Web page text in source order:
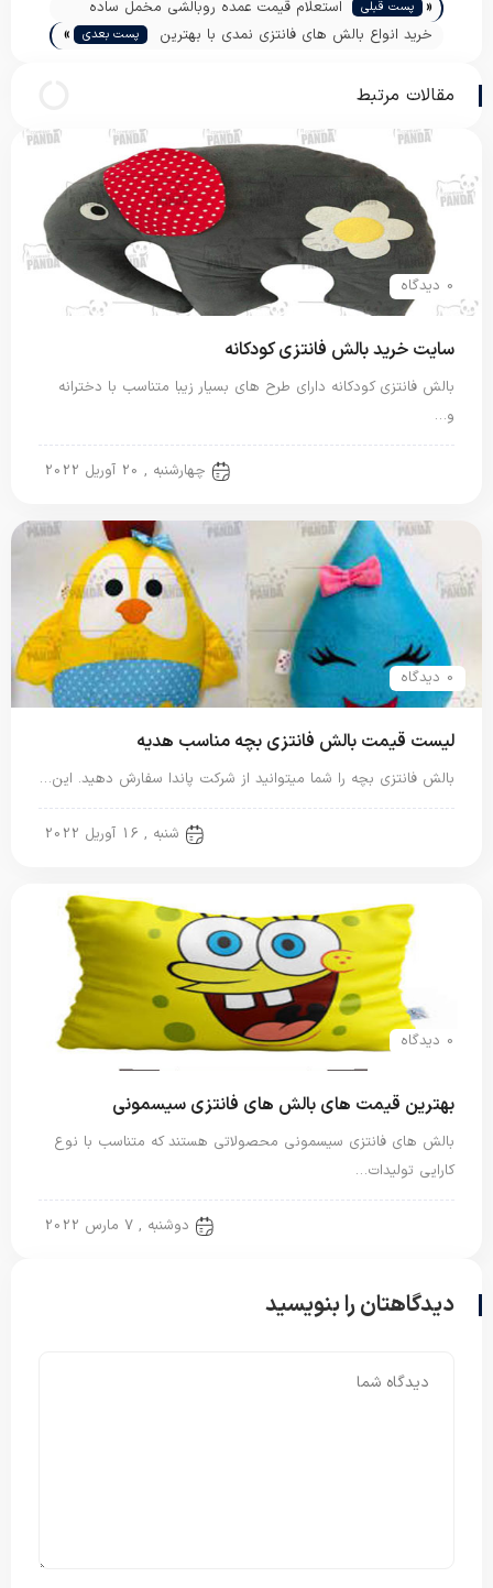
« پست قبلی
استعلام قیمت عمده روبالشی مخمل ساده
خرید انواع بالش های فانتزی نمدی با بهترین
پست بعدی »
مقالات مرتبط
0 دیدگاه
سایت خرید بالش فانتزی کودکانه
بالش فانتزی کودکانه دارای طرح های بسیار زیبا متناسب با دخترانه
و…
چهارشنبه , 20 آوریل 2022
0 دیدگاه
لیست قیمت بالش فانتزی بچه مناسب هدیه
بالش فانتزی بچه را شما میتوانید از شرکت پاندا سفارش دهید. این…
شنبه , 16 آوریل 2022
0 دیدگاه
بهترین قیمت های بالش های فانتزی سیسمونی
بالش های فانتزی سیسمونی محصولاتی هستند که متناسب با نوع
کارایی تولیدات…
دوشنبه , 7 مارس 2022
دیدگاهتان را بنویسید